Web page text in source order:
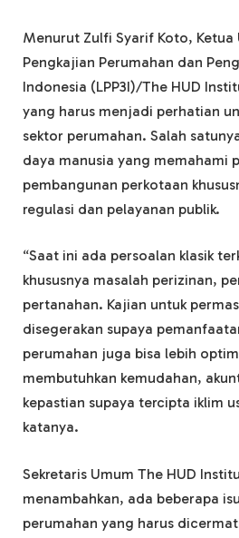
Menurut Zulfi Syarif Koto, Ketua
Pengkajian Perumahan dan
Indonesia (LPP3I)/The HUD
yang harus menjadi perhatian
sektor perumahan. Salah
daya manusia yang memahami
pembangunan perkotaan
regulasi dan pelayanan publik.
“Saat ini ada persoalan klasik
khususnya masalah perizinan,
pertanahan. Kajian untuk
disegerakan supaya
perumahan juga bisa lebih
membutuhkan kemudahan,
kepastian supaya tercipta iklim
katanya.
Sekretaris Umum The HUD
menambahkan, ada beberapa
perumahan yang harus